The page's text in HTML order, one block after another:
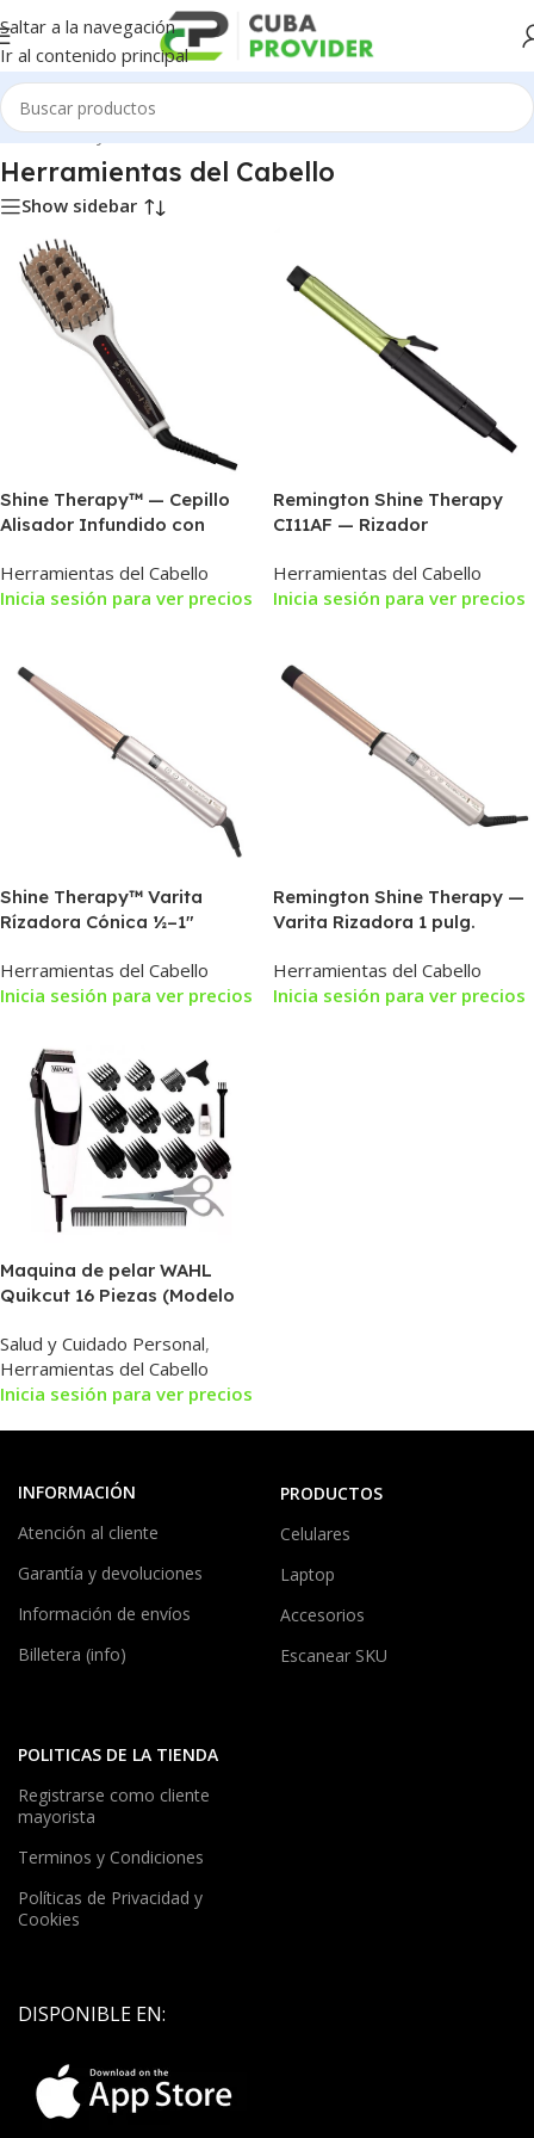
Saltar a la navegación
Ir al contenido principal
Inicio/Salud y Cuidado Personal/Herramientas del Cabello
Herramientas del Cabello
Show sidebar
Shine Therapy™ — Cepillo
Alisador Infundido con
Herramientas del Cabello
Inicia sesión para ver precios
Remington Shine Therapy
CI11AF — Rizador
Herramientas del Cabello
Inicia sesión para ver precios
Shine Therapy™ Varita
Rízadora Cónica ½–1″
Argán y Keratina
Herramientas del Cabello
Inicia sesión para ver precios
Remington Shine Therapy —
Varita Rizadora 1 pulg.
Argán y Queratina
Herramientas del Cabello
Inicia sesión para ver precios
Maquina de pelar WAHL
Quikcut 16 Piezas (Modelo
Salud y Cuidado Personal,
Herramientas del Cabello
Inicia sesión para ver precios
INFORMACIÓN
Atención al cliente
Garantía y devoluciones
Información de envíos
Billetera (info)
PRODUCTOS
Celulares
Laptop
Accesorios
Escanear SKU
POLITICAS DE LA TIENDA
Registrarse como cliente
mayorista
Terminos y Condiciones
Políticas de Privacidad y
Cookies
DISPONIBLE EN: